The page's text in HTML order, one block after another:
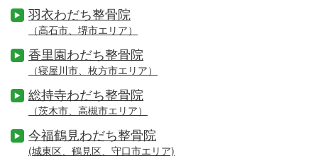
羽衣わだち整骨院
（高石市、堺市エリア）
香里園わだち整骨院
（寝屋川市、枚方市エリア）
総持寺わだち整骨院
（茨木市、高槻市エリア）
今福鶴見わだち整骨院
(城東区、鶴見区、守口市エリア)